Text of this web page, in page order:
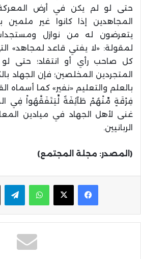
حتى لو لم يكن في أرض
المجاهدين إذا كانوا غير ملمين
يتعرضون له من نوازل
لمقولة: «لا يفتي قاعد لمجاهد»
كل صاحب رأي أو انتقاد؛ حتى
المتجردين المخلصين؛ فإن الجهاد
بالعلم والتعليم «نفير» كما أسماه
غنى لأهل الجهاد في ميادين
الربانيين.
(المصدر: مجلة المجتمع)
واتساب تيلقرام